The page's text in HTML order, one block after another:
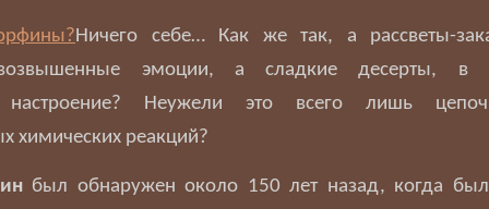
Ничего себе… Как же так, а рассветы-
эмоции, а сладкие десерты, в
Неужели это всего лишь
химических реакций?
был обнаружен около 150 лет назад, когда